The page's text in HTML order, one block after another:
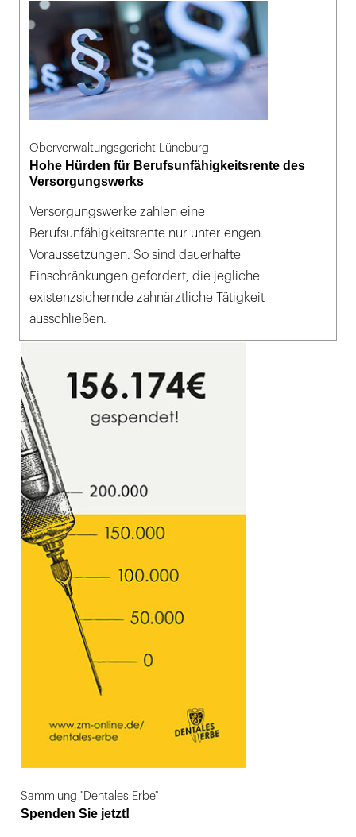
Oberverwaltungsgericht Lüneburg
Hohe Hürden für Berufsunfähigkeitsrente des
Versorgungswerks
Versorgungswerke zahlen eine
Berufsunfähigkeitsrente nur unter engen
Voraussetzungen. So sind dauerhafte
Einschränkungen gefordert, die jegliche
existenzsichernde zahnärztliche Tätigkeit
ausschließen.
Sammlung "Dentales Erbe"
Spenden Sie jetzt!